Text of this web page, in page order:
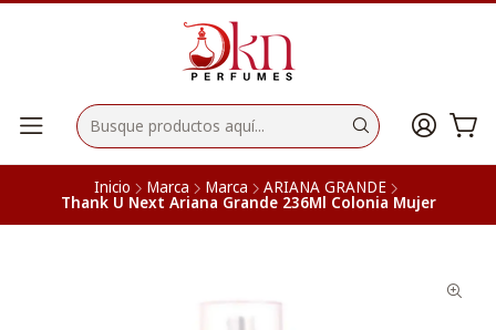
Inicio Marca Marca ARIANA GRANDE
Thank U Next Ariana Grande 236Ml Colonia Mujer